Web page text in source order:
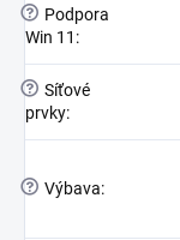
?
Podpora
Win 11 :
? Síťové
prvky:
? Výbava: